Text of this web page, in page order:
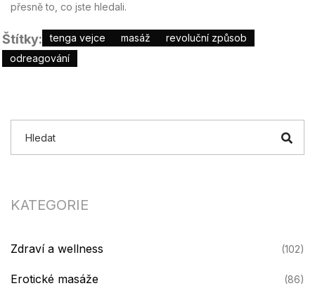
přesně to, co jste hledali.
Štítky: tenga vejce masáž
revoluční způsob
odreagování
KATEGORIE
Zdraví a wellness (102)
Erotické masáže (86)